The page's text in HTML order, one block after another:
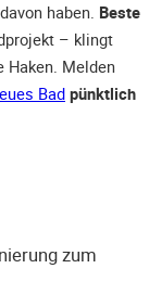
haben. Beste
– klingt
Haken. Melden
Bad pünktlich
zum